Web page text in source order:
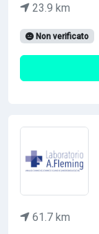
23.9 km
Non verificato
61.7 km